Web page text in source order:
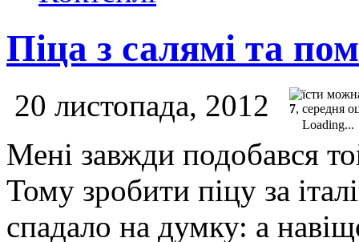
Піца з салямі та
20 листопада, 2012 7, середня
Loading...
Мені завжди подобався
Тому зробити піцу за
спадало на думку: а